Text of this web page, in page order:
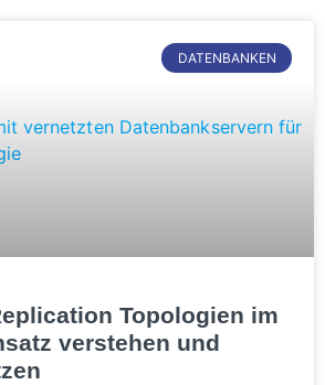
DATENBANKEN
Topologien im
verstehen und